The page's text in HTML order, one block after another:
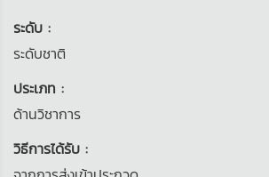
ระดับ :
ระดับชาติ
ประเภท :
ด้านวิชาการ
วิธีการได้รับ :